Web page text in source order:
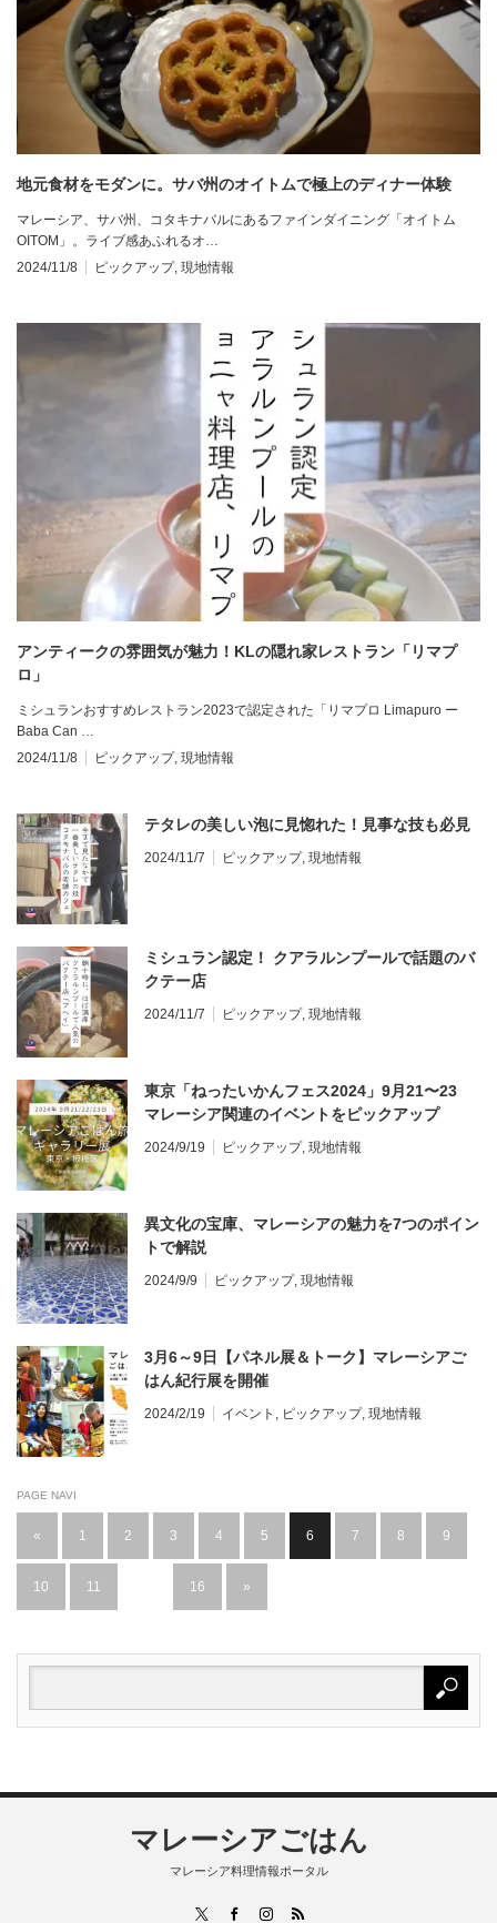
地元食材をモダンに。サバ州のオイトムで極上のディナー体験
マレーシア、サバ州、コタキナバルにあるファインダイニング「オイトム
OITOM」。ライブ感あふれるオ…
2024/11/8
ピックアップ, 現地情報
アンティークの雰囲気が魅力！KLの隠れ家レストラン「リマプ
ロ」
ミシュランおすすめレストラン2023で認定された「リマプロ Limapuro ー
Baba Can …
2024/11/8
ピックアップ, 現地情報
テタレの美しい泡に見惚れた！見事な技も必見
2024/11/7 ピックアップ, 現地情報
ミシュラン認定！ クアラルンプールで話題のバ
クテー店
2024/11/7 ピックアップ, 現地情報
東京「ねったいかんフェス2024」9月21〜23
マレーシア関連のイベントをピックアップ
2024/9/19 ピックアップ, 現地情報
異文化の宝庫、マレーシアの魅力を7つのポイン
トで解説
2024/9/9 ピックアップ, 現地情報
3月6～9日【パネル展＆トーク】マレーシアご
はん紀行展を開催
2024/2/19 イベント ピックアップ, 現地情報
PAGE NAVI
« 1 2 3 4 5 6 7 8 9
10 11 16 »
マレーシアごはん
マレーシア料理情報ポータル
FacebookInstagram
RSS